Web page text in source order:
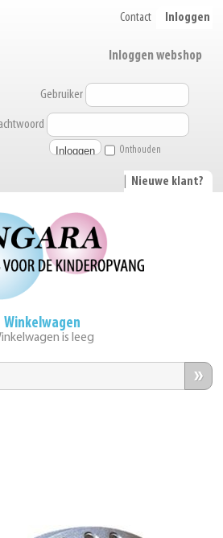
Contact Inloggen
Inloggen webshop
Gebruiker
Onthouden
Nieuwe klant?
Winkelwagen
is leeg
»